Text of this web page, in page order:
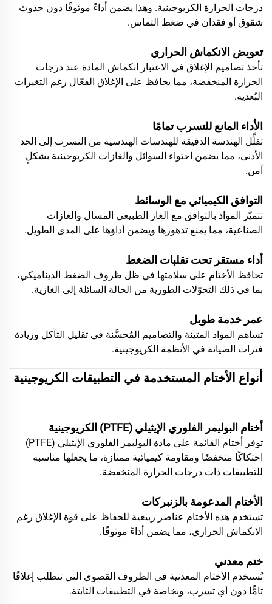
درجات الحرارة الكريوجينية. وهذا يضمن أداءً موثوقًا دون حدوث
شقوق أو فقدان في ضغط التماس.
تعويض الانكماش الحراري
تأخذ تصاميم الإغلاق في الاعتبار انكماش المادة عند درجات
الحرارة المنخفضة، مما يحافظ على الإغلاق الفعّال رغم التغيرات
البُعدية.
الأداء المانع للتسرب تمامًا
تقلِّل الهندسة الدقيقة للهندسات الهندسية من التسرب إلى الحد
الأدنى، مما يضمن احتواء السوائل والغازات الكريوجينية بشكلٍ
آمن.
التوافق الكيميائي مع الوسائط
تتميّز المواد بالتوافق مع الغاز الطبيعي المسال والغازات
الصناعية، مما يمنع تدهورها ويضمن أداؤها على المدى الطويل.
أداء مستقر تحت تقلبات الضغط
تحافظ الأختام على سلامتها في ظل ظروف الضغط الديناميكي،
بما في ذلك التحوّلات الطورية من الحالة السائلة إلى الغازية.
عمر خدمة طويل
تساهم المواد المتينة والتصاميم المُحسَّنة في تقليل التآكل وزيادة
فترات الصيانة في الأنظمة الكريوجينية.
أنواع الأختام المستخدمة في التطبيقات الكريوجينية
أختام البوليمر الفلوري الإيثيلي (PTFE) الكريوجينية
توفر أختام القائمة على مادة البوليمر الفلوري الإيثيلي (PTFE)
احتكاكًا منخفضًا ومقاومة كيميائية ممتازة، ما يجعلها مناسبة
للتطبيقات ذات درجات الحرارة المنخفضة.
الأختام المدعومة بالزنبركات
تستخدم هذه الأختام عناصر ربيعية للحفاظ على قوة الإغلاق رغم
الانكماش الحراري، مما يضمن أداءً موثوقًا.
ختم معدني
تُستخدم الأختام المعدنية في الظروف القصوى التي تتطلب إغلاقًا
تامًّا دون أي تسرب، وبخاصة في التطبيقات الثابتة.